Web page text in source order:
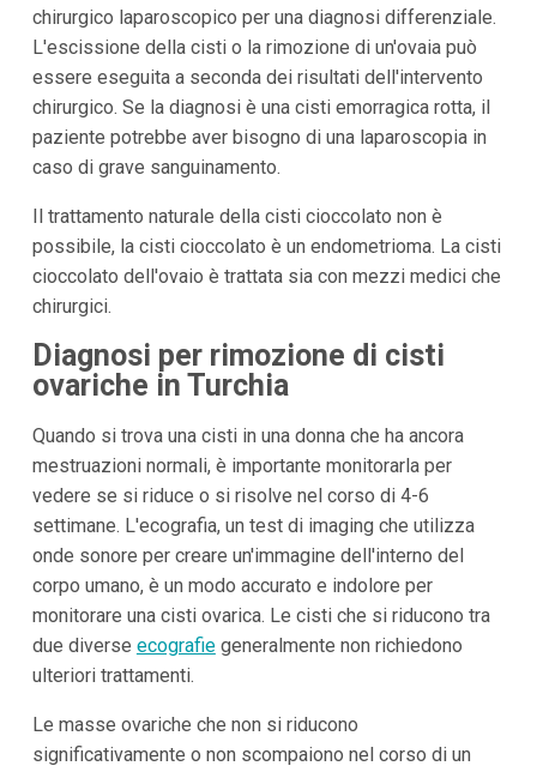
chirurgico laparoscopico per una diagnosi differenziale.
L'escissione della cisti o la rimozione di un'ovaia può
essere eseguita a seconda dei risultati dell'intervento
chirurgico. Se la diagnosi è una cisti emorragica rotta, il
paziente potrebbe aver bisogno di una laparoscopia in
caso di grave sanguinamento.
Il trattamento naturale della cisti cioccolato non è
possibile, la cisti cioccolato è un endometrioma. La cisti
cioccolato dell'ovaio è trattata sia con mezzi medici che
chirurgici.
Diagnosi per rimozione di cisti
ovariche in Turchia
Quando si trova una cisti in una donna che ha ancora
mestruazioni normali, è importante monitorarla per
vedere se si riduce o si risolve nel corso di 4-6
settimane. L'ecografia, un test di imaging che utilizza
onde sonore per creare un'immagine dell'interno del
corpo umano, è un modo accurato e indolore per
monitorare una cisti ovarica. Le cisti che si riducono tra
due diverse ecografiegeneralmente non richiedono
ulteriori trattamenti.
Le masse ovariche che non si riducono
significativamente o non scompaiono nel corso di un